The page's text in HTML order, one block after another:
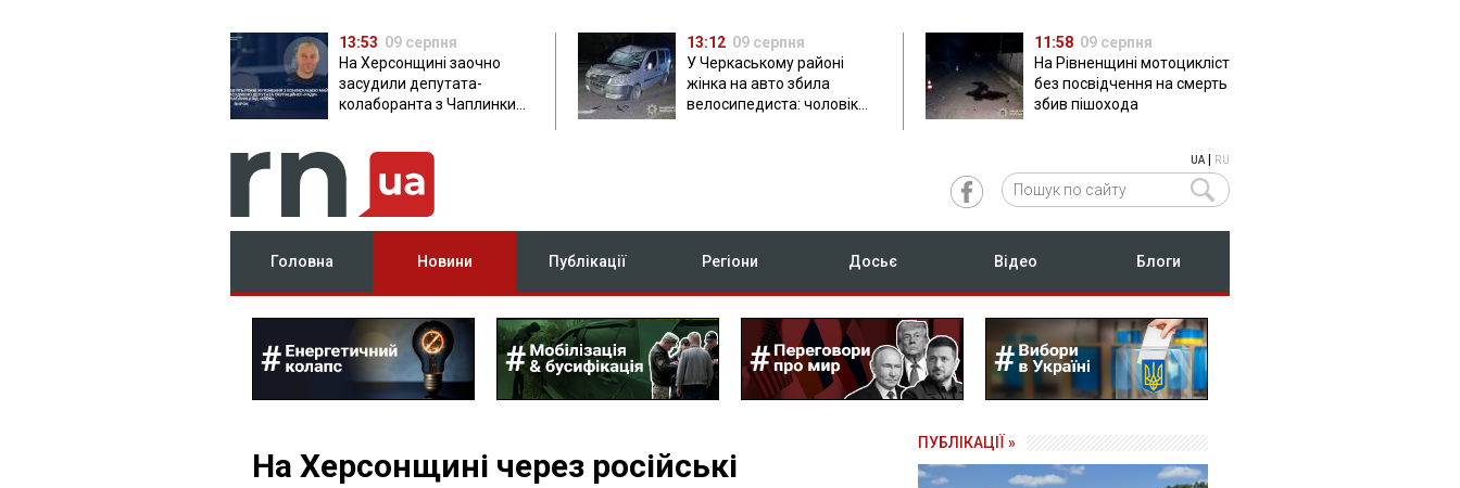
13:53 09 серпня
На Херсонщині заочно
засудили депутата-
колаборанта з Чаплинки
13:12 09 серпня
У Черкаському районі
жінка на авто збила
велосипедиста: чоловік
11:58 09 серпня
На Рівненщині мотоцикліст
без посвідчення на смерть
збив пішохода
UA| RU
Головна Новини Публікації Регіони Досьє Відео Блоги
На Херсонщині через російські
ПУБЛІКАЦІЇ »